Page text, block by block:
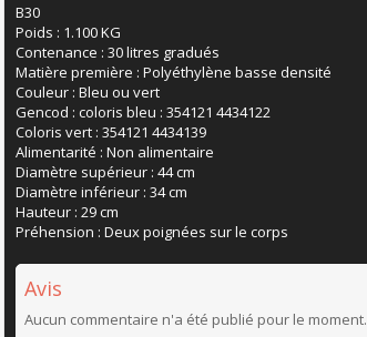
B30
Poids : 1.100 KG
Contenance : 30 litres gradués
Matière première : Polyéthylène basse densité
Couleur : Bleu ou vert
Gencod : coloris bleu : 354121 4434122
Coloris vert : 354121 4434139
Alimentarité : Non alimentaire
Diamètre supérieur : 44 cm
Diamètre inférieur : 34 cm
Hauteur : 29 cm
Préhension : Deux poignées sur le corps
Avis
Aucun commentaire n'a été publié pour le moment.